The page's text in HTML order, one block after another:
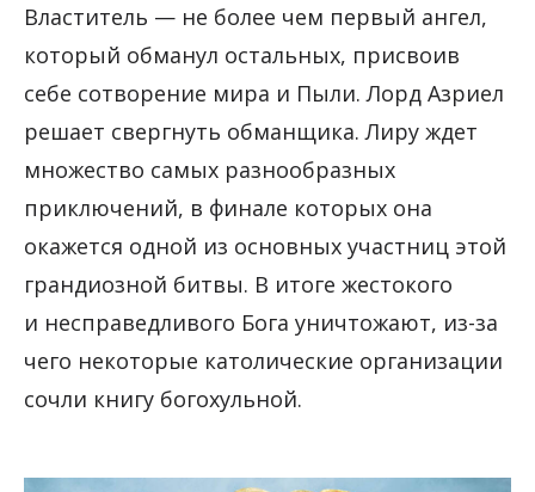
Властитель — не более чем первый ангел,
который обманул остальных, присвоив
себе сотворение мира и Пыли. Лорд Азриел
решает свергнуть обманщика. Лиру ждет
множество самых разнообразных
приключений, в финале которых она
окажется одной из основных участниц этой
грандиозной битвы. В итоге жестокого
и несправедливого Бога уничтожают, из-за
чего некоторые католические организации
сочли книгу богохульной.